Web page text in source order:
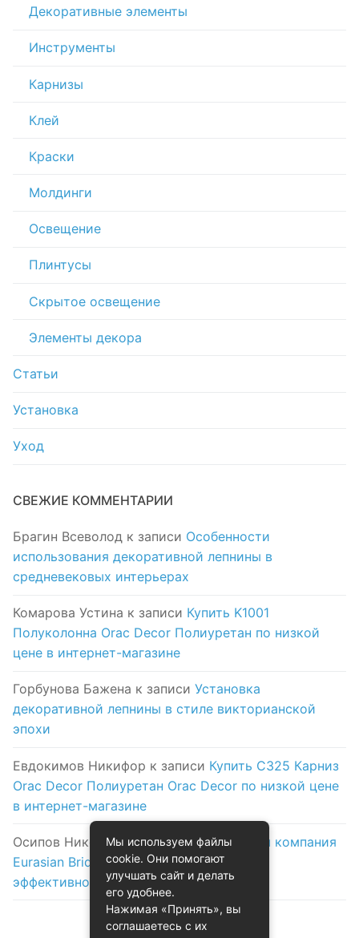
Декоративные элементы
Инструменты
Карнизы
Клей
Краски
Молдинги
Освещение
Плинтусы
Скрытое освещение
Элементы декора
Статьи
Установка
Уход
СВЕЖИЕ КОММЕНТАРИИ
Брагин Всеволод к записи Особенности
использования декоративной лепнины в
средневековых интерьерах
Комарова Устина к записи Купить K1001
Полуколонна Orac Decor Полиуретан по низкой
цене в интернет-магазине
Горбунова Бажена к записи Установка
декоративной лепнины в стиле викторианской
эпохи
Евдокимов Никифор к записи Купить C325 Карниз
Orac Decor Полиуретан Orac Decor по низкой цене
в интернет-магазине
Осипов Николак записиЛогистическая компания
Eurasian Bridge в Астане: надежность и
эффективность на первом месте
Мы используем файлы
cookie. Они помогают
улучшать сайт и делать
его удобнее.
Нажимая «Принять», вы
соглашаетесь с их